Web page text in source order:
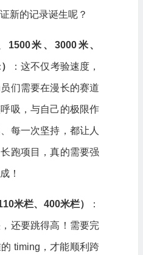
新的记录诞生呢？
1500米、3000米、
：这不仅考验速度，
们需要在漫长的赛道
呼吸，与自己的极限作
每一次坚持，都让人
跑项目，真的需要强
！
米栏、400米栏） ：
还要跳得高！需要完
timing，才能顺利跨